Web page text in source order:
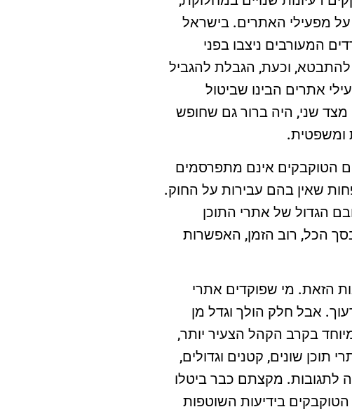
מפעילי האתרים. בישראל
כל הצדדים המעורבים ניצבו בפני
להתבטא, וכעת, הגבלת להגביל
אתרים הבינו שביטול
שני, היה ברור גם שחופש
ומשפטית.
הטוקבקים אינם מתפרסמים
שאין בהם עבירות על החוק.
הגדול של אתרי התוכן
הכל, רוב הזמן, האפשרות
הזאת. מי שפוקדים אתרי
אבל חלק הולך וגדל מן
בקרב הקהל הצעיר יותר,
שונים, קטנים וגדולים,
לתגובות. מקצתם כבר ביטלו
בידיעות השוטפות